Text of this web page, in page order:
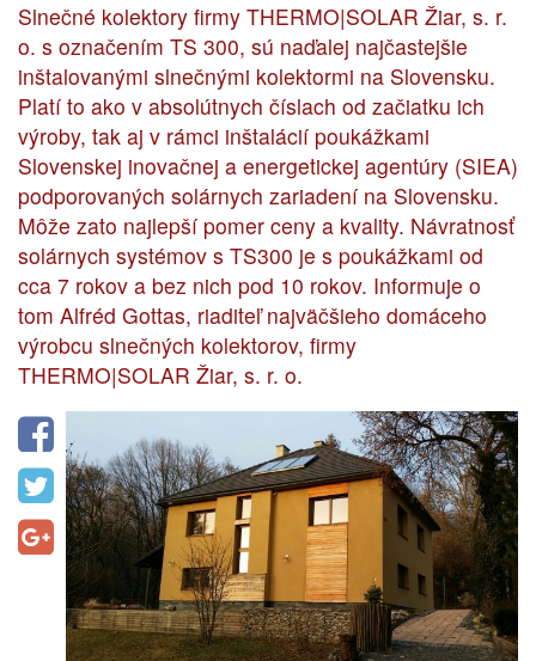
Slnečné kolektory firmy THERMO|SOLAR Žiar, s. r.
o. s označením TS 300, sú naďalej najčastejšie
inštalovanými slnečnými kolektormi na Slovensku.
Platí to ako v absolútnych číslach od začiatku ich
výroby, tak aj v rámci inštalácií poukážkami
Slovenskej inovačnej a energetickej agentúry (SIEA)
podporovaných solárnych zariadení na Slovensku.
Môže zato najlepší pomer ceny a kvality. Návratnosť
solárnych systémov s TS300 je s poukážkami od
cca 7 rokov a bez nich pod 10 rokov. Informuje o
tom Alfréd Gottas, riaditeľ najväčšieho domáceho
výrobcu slnečných kolektorov, firmy
THERMO|SOLAR Žiar, s. r. o.